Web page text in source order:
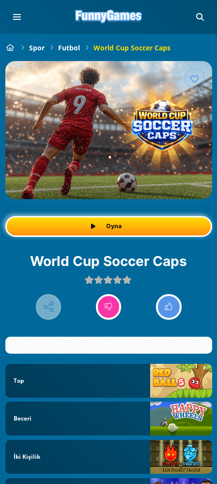
Spor Futbol World Cup Soccer Caps
Oyna
World Cup Soccer Caps
Top
Beceri
İki Kişilik